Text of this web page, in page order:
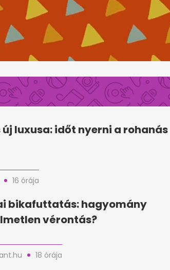
luxusa: időt nyerni a rohanás
16 órája
bikafuttatás: hagyomány
vérontás?
18 órája